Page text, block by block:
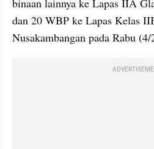
binaan lainnya ke Lapas IIA
dan 20 WBP ke Lapas Kelas
Nusakambangan pada Rabu